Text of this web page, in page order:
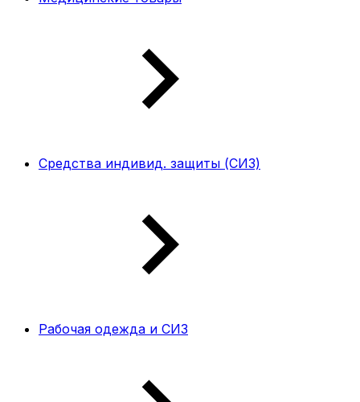
Средства индивид. защиты (СИЗ)
Рабочая одежда и СИЗ